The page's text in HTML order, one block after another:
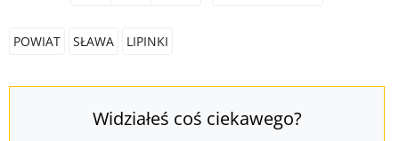
POWIAT SŁAWA LIPINKI
Widziałeś coś ciekawego?